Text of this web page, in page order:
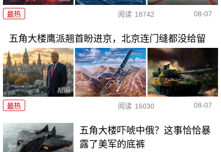
最热 阅读 18742 08-07
五角大楼鹰派翘首盼进京，北京连门缝都没给留
最热 阅读 16030 08-07
五角大楼吓唬中俄？这事恰恰暴
露了美军的底裤